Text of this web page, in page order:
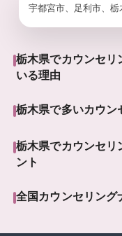
宇都宮市、足利市、
栃木県でカウンセリ
いる理由
栃木県で多いカウ
栃木県でカウンセリ
ント
全国カウンセリング